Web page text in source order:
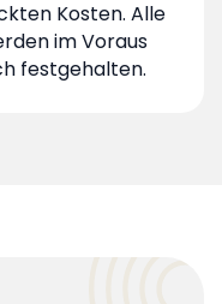
Kosten. Alle
im Voraus
festgehalten.